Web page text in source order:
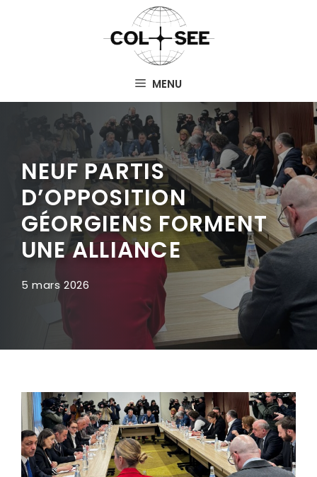
MENU
NEUF PARTIS
D’OPPOSITION
GÉORGIENS FORMENT
UNE ALLIANCE
5 mars 2026